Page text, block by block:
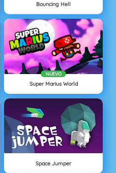
Bouncing Hell
NUEVO
Super Marius World
Space Jumper